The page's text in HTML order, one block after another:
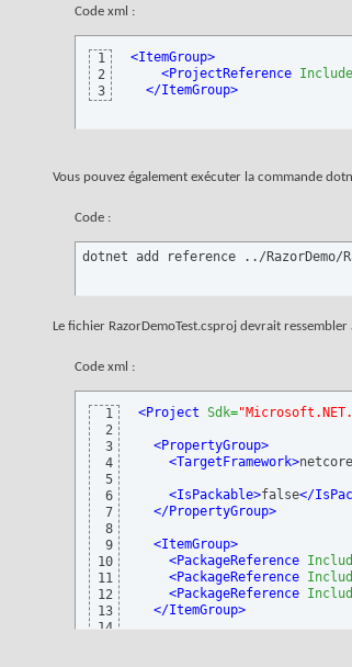
Code xml :
1
2
3
<ItemGroup>
<ProjectReference Include
</ItemGroup>
Vous pouvez également exécuter la commande
Code :
dotnet add reference ../RazorDemo/
Le fichier RazorDemoTest.csproj devrait ressembler
Code xml :
1
2
3
4
5
6
7
8
9
10
11
12
13
14
<Project Sdk=
<PropertyGroup>
<TargetFramework>
<IsPackable>false</
</PropertyGroup>
<ItemGroup>
<PackageReference
<PackageReference
<PackageReference
</ItemGroup>